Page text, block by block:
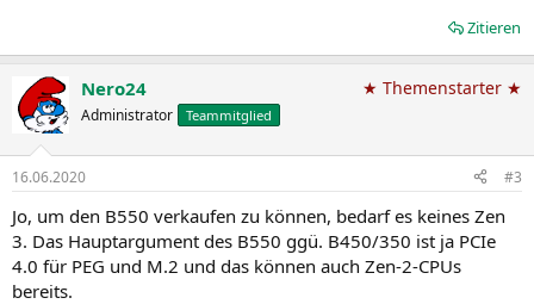
Zitieren
Nero24
Administrator Teammitglied
★ Themenstarter ★
16.06.2020 #3
Jo, um den B550 verkaufen zu können, bedarf es keines Zen
3. Das Hauptargument des B550 ggü. B450/350 ist ja PCIe
4.0 für PEG und M.2 und das können auch Zen-2-CPUs
bereits.